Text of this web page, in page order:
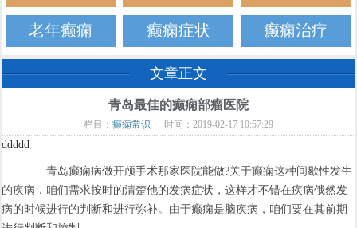
老年癫痫 癫痫症状 癫痫治疗
文章正文
青岛最佳的癫痫部瘤医院
栏目： 癫痫常识 时间：2019-02-17 10:57:29
ddddd
青岛癫痫病做开颅手术那家医院能做?关于癫痫这种间歇性发生
的疾病，咱们需求按时的清楚他的发病症状，这样才不错在疾病俄然发
病的时候进行的判断和进行弥补。由于癫痫是脑疾病，咱们要在其前期